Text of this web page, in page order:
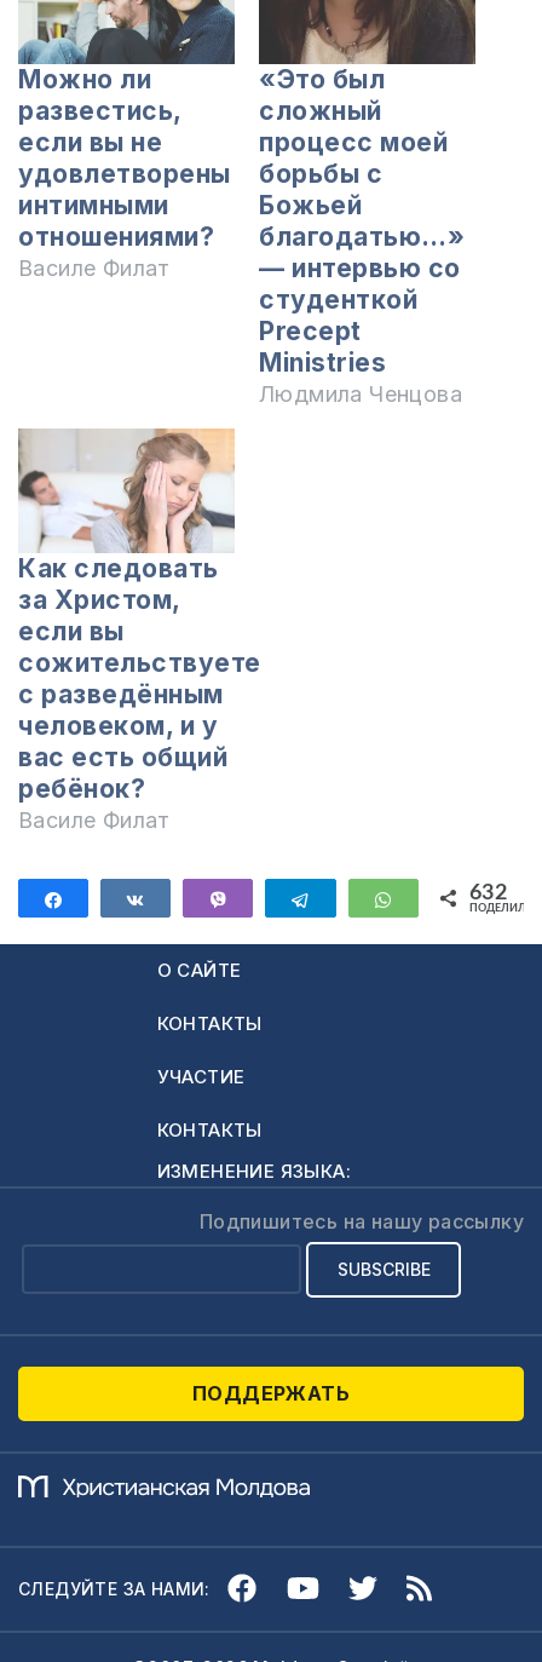
Можно ли
развестись,
если вы не
удовлетворены
интимными
отношениями?
Василе Филат
«Это был
сложный
процесс моей
борьбы с
Божьей
благодатью…»
— интервью со
студенткой
Precept
Ministries
Людмила Ченцова
Как следовать
за Христом,
если вы
сожительствуете
с разведённым
человеком, и у
вас есть общий
ребёнок?
Василе Филат
ПоделитьсяПоделиться Telegram WhatsApp
632
О САЙТЕ
КОНТАКТЫ
УЧАСТИЕ
КОНТАКТЫ
ИЗМЕНЕНИЕ ЯЗЫКА:
Подпишитесь на нашу рассылку
ПОДДЕРЖАТЬ
СЛЕДУЙТЕ ЗА НАМИ: